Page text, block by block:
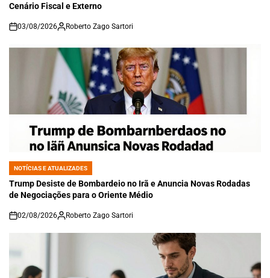
Cenário Fiscal e Externo
on
03/08/2026 Roberto Zago Sartori
POSTED
IN
NOTÍCIAS E ATUALIZADES
Trump Desiste de Bombardeio no Irã e Anuncia Novas Rodadas
de Negociações para o Oriente Médio
on
02/08/2026 Roberto Zago Sartori